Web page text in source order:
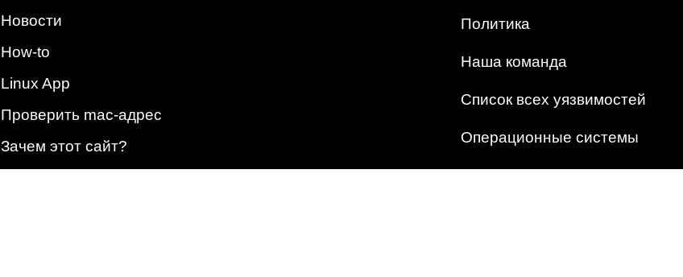
Новости
How-to
Linux App
Проверить mac-адрес
Зачем этот сайт?
Политика
Наша команда
Список всех уязвимостей
Операционные системы